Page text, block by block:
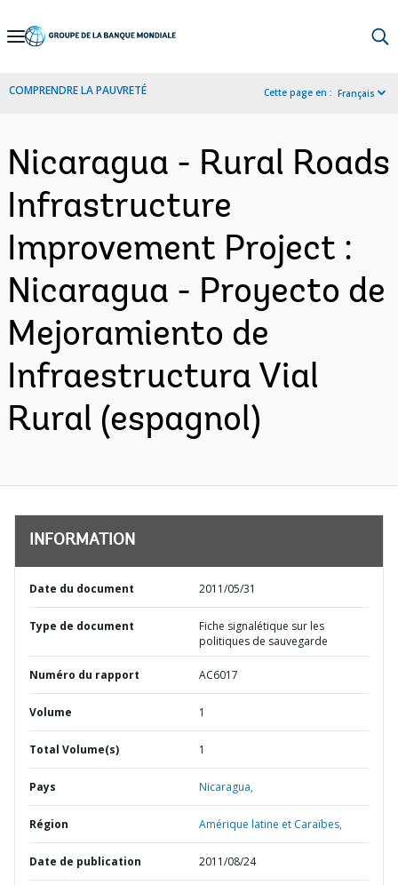
Skip
Navigation
COMPRENDRE LA PAUVRETÉ Cette page en : Français
Nicaragua - Rural Roads
Infrastructure
Improvement Project :
Nicaragua - Proyecto de
Mejoramiento de
Infraestructura Vial
Rural (espagnol)
INFORMATION
Date du document 2011/05/31
Type de document
Fiche signalétique sur les
politiques de sauvegarde
Numéro du rapport AC6017
Volume 1
Total Volume(s) 1
Pays Nicaragua,
Région Amérique latine et Caraïbes,
Date de publication 2011/08/24